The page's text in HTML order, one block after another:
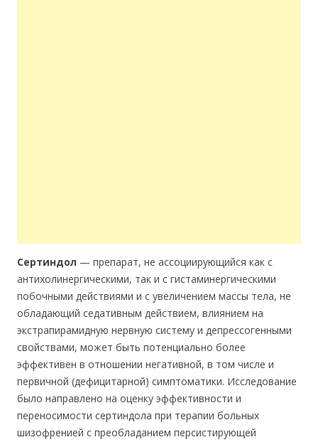
Сертиндол — препарат, не ассоциирующийся как с
антихолинергическими, так и с гистаминергическими
побочными действиями и с увеличением массы тела, не
обладающий седативным действием, влиянием на
экстрапирамидную нервную систему и депрессогенными
свойствами, может быть потенциально более
эффективен в отношении негативной, в том числе и
первичной (дефицитарной) симптоматики. Исследование
было направлено на оценку эффективности и
переносимости сертиндола при терапии больных
шизофренией с преобладанием персистирующей